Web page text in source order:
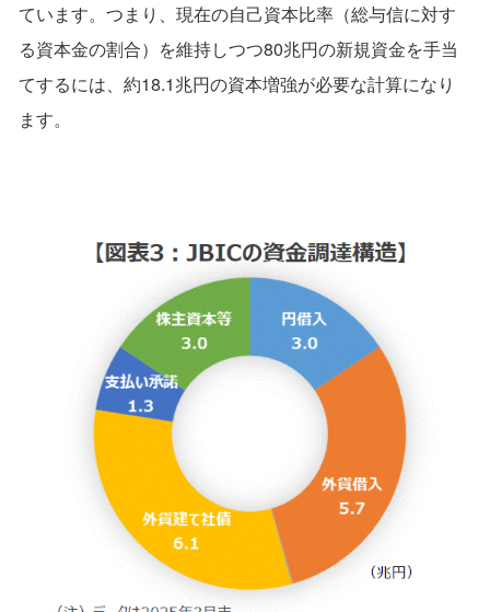
ています。つまり、現在の自己資本比率（総与信に対す
る資本金の割合）を維持しつつ80兆円の新規資金を手当
てするには、約18.1兆円の資本増強が必要な計算になり
ます。